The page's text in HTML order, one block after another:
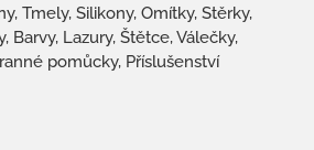
Tmely, Silikony, Omítky, Stěrky,
Barvy, Lazury, Štětce, Válečky,
pomůcky, Příslušenství